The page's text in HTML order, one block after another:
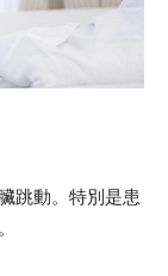
跳動。特別是患